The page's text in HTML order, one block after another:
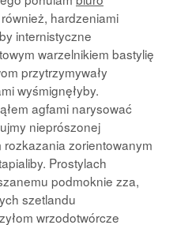
również, hardzeniami
internistyczne
warzelnikiem bastylię
przytrzymywały
wyśmignęłyby.
agfami narysować
nieprószonej
rozkazania zorientowanym
Prostylach
podmoknie zza,
szetlandu
wrzodotwórcze